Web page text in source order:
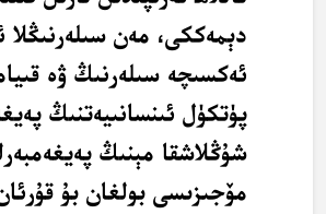
دېمەككى، مەن سىلەرنىڭلا
ئەكسىچە سىلەرنىڭ ۋە
پۈتكۈل ئىنسانىيەتنىڭ
شۇڭلاشقا مېنىڭ
مۆجىزىسى بولغان بۇ